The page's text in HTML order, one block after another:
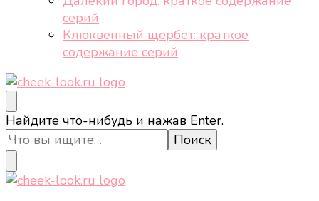
серий
Клюквенный щербет: краткое
содержание серий
cheek-look.ru
Женский сайт о звездах и кино, а также трендах,
здоровом образе жизни, спорте, стиле, отдыхе и
еде.
Ищите
что-
то?
Найдите что-нибудь и нажав Enter.